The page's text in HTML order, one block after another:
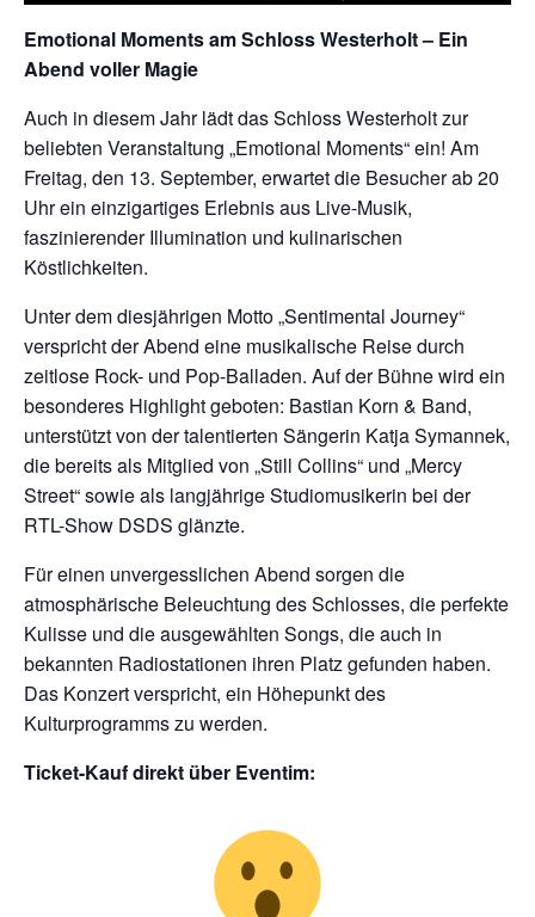
Emotional Moments am Schloss Westerholt – Ein
Abend voller Magie
Auch in diesem Jahr lädt das Schloss Westerholt zur
beliebten Veranstaltung „Emotional Moments“ ein! Am
Freitag, den 13. September, erwartet die Besucher ab 20
Uhr ein einzigartiges Erlebnis aus Live-Musik,
faszinierender Illumination und kulinarischen
Köstlichkeiten.
Unter dem diesjährigen Motto „Sentimental Journey“
verspricht der Abend eine musikalische Reise durch
zeitlose Rock- und Pop-Balladen. Auf der Bühne wird ein
besonderes Highlight geboten: Bastian Korn & Band,
unterstützt von der talentierten Sängerin Katja Symannek,
die bereits als Mitglied von „Still Collins“ und „Mercy
Street“ sowie als langjährige Studiomusikerin bei der
RTL-Show DSDS glänzte.
Für einen unvergesslichen Abend sorgen die
atmosphärische Beleuchtung des Schlosses, die perfekte
Kulisse und die ausgewählten Songs, die auch in
bekannten Radiostationen ihren Platz gefunden haben.
Das Konzert verspricht, ein Höhepunkt des
Kulturprogramms zu werden.
Ticket-Kauf direkt über Eventim: